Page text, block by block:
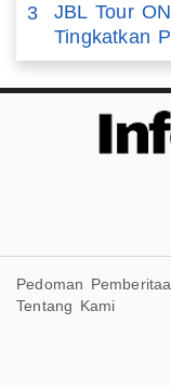
3
JBL Tour
Tingkatkan
Pedoman
Tentang Kami